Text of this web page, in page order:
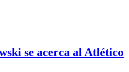
se acerca al Atlético